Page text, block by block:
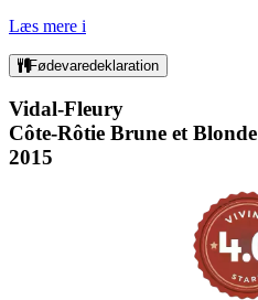
Læs mere i
Fødevaredeklaration
Vidal-Fleury
Côte-Rôtie Brune et Blonde
2015